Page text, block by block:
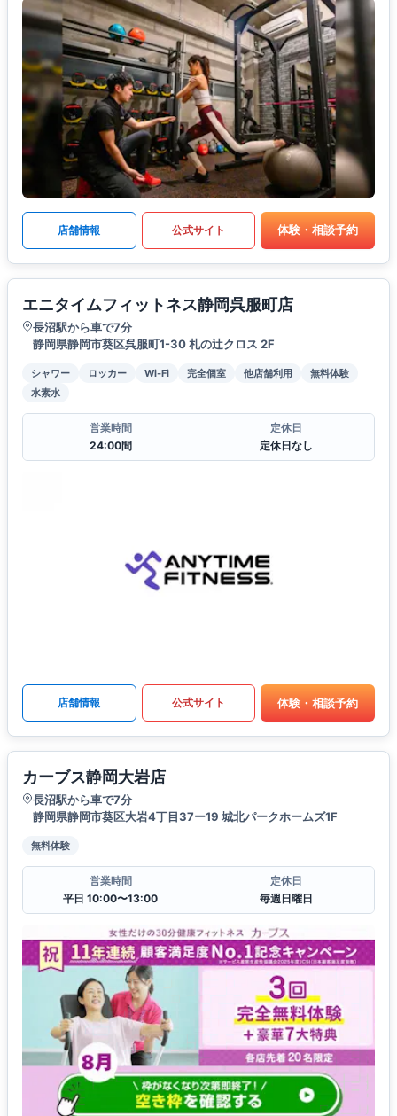
店舗情報 公式サイト 体験・相談予約
エニタイムフィットネス静岡呉服町店
長沼駅から車で7分
静岡県静岡市葵区呉服町1-30 札の辻クロス 2F
シャワー ロッカー Wi-Fi 完全個室 他店舗利用
無料体験
水素水
営業時間
24:00間
定休日
定休日なし
店舗情報 公式サイト 体験・相談予約
カーブス静岡大岩店
長沼駅から車で7分
静岡県静岡市葵区大岩4丁目37ー19 城北パークホームズ1F
無料体験
営業時間
平日 10:00〜13:00
定休日
毎週日曜日